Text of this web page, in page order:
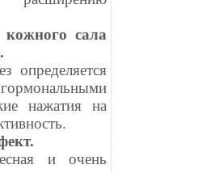
сала
определяется
нажатия на
и очень